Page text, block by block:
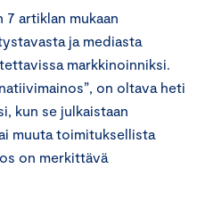
artiklan mukaan
ja mediasta
markkinoinniksi.
on oltava heti
kun se julkaistaan
muuta toimituksellista
on merkittävä